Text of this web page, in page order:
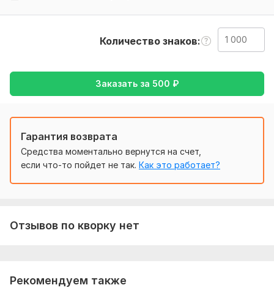
Количество знаков
Заказать за 500 ₽
Гарантия возврата
Средства моментально вернутся на счет,
если что-то пойдет не так. Как это работает?
Отзывов по кворку нет
Рекомендуем также